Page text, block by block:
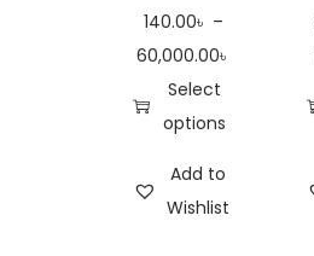
140.00৳ –
60,000.00৳
Select
options
Add to
Wishlist